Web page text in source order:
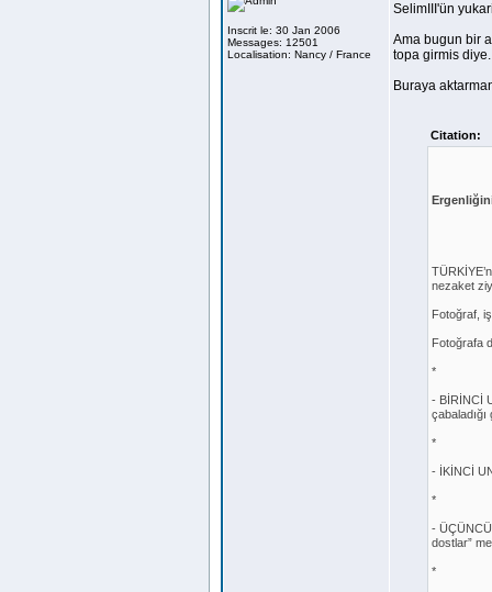
Inscrit le: 30 Jan 2006
Messages: 12501
Localisation: Nancy / France
SelimIII'ün
Ama bugun bir
topa girmis diye.
Buraya
Citation:
nezaket
Fotoğraf,
Fotoğrafa
*
- BİRİNCİ
*
- İKİNCİ
*
- ÜÇÜNCÜ
dostlar”
*